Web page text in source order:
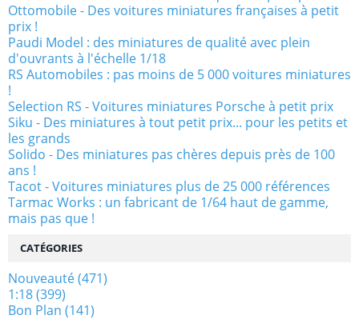
Ottomobile - Des voitures miniatures françaises à petit
prix !
Paudi Model : des miniatures de qualité avec plein
d'ouvrants à l'échelle 1/18
RS Automobiles : pas moins de 5 000 voitures miniatures
!
Selection RS - Voitures miniatures Porsche à petit prix
Siku - Des miniatures à tout petit prix... pour les petits et
les grands
Solido - Des miniatures pas chères depuis près de 100
ans !
Tacot - Voitures miniatures plus de 25 000 références
Tarmac Works : un fabricant de 1/64 haut de gamme,
mais pas que !
CATÉGORIES
Nouveauté(471)
1:18(399)
Bon Plan (141)